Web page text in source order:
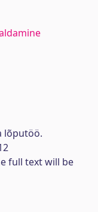
lõputöö.
full text will be